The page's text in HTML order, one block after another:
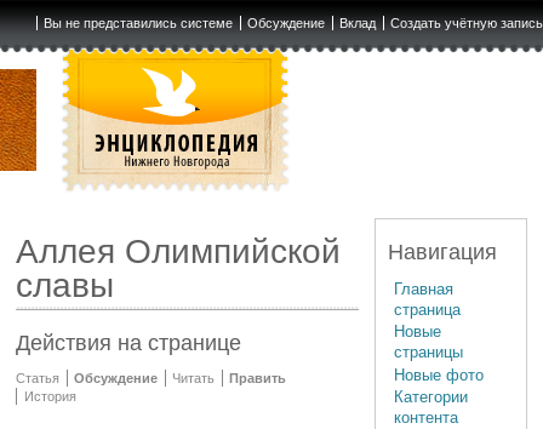
Вы не представились системе Обсуждение Вклад Создать учётную запись
Аллея Олимпийской
славы
Действия на странице
Статья Обсуждение Читать
Править
История
Навигация
Главная
страница
Новые
страницы
Новые фото
Категории
контента